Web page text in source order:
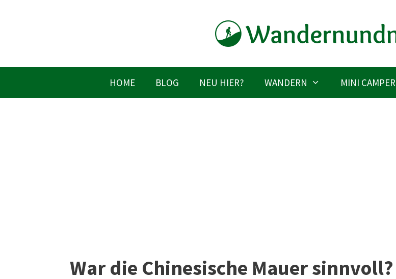
HOME BLOG NEU HIER? WANDERN MINI CAMPER
War die Chinesische Mauer sinnvoll?